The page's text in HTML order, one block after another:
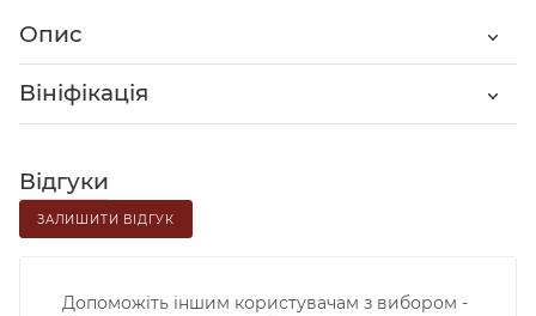
Опис
Вініфікація
Відгуки
ЗАЛИШИТИ ВІДГУК
Допоможіть іншим користувачам з вибором -